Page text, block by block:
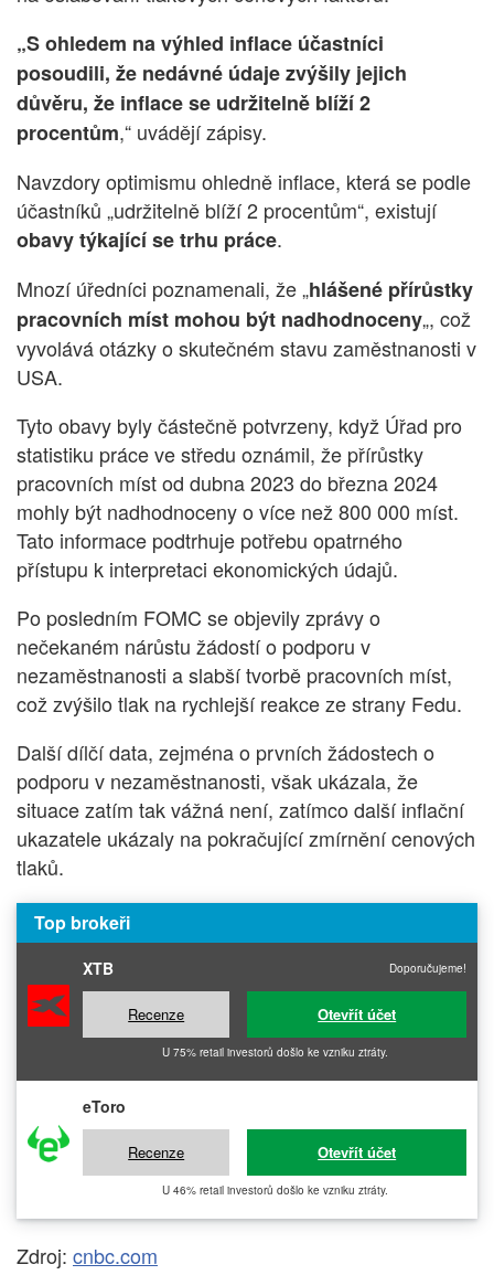
„S ohledem na výhled inflace účastníci
posoudili, že nedávné údaje zvýšily jejich
důvěru, že inflace se udržitelně blíží 2
procentům,“ uvádějí zápisy.
Navzdory optimismu ohledně inflace, která se podle
účastníků „udržitelně blíží 2 procentům“, existují
obavy týkající se trhu práce.
Mnozí úředníci poznamenali, že „hlášené přírůstky
pracovních míst mohou být nadhodnoceny„, což
vyvolává otázky o skutečném stavu zaměstnanosti v
USA.
Tyto obavy byly částečně potvrzeny, když Úřad pro
statistiku práce ve středu oznámil, že přírůstky
pracovních míst od dubna 2023 do března 2024
mohly být nadhodnoceny o více než 800 000 míst.
Tato informace podtrhuje potřebu opatrného
přístupu k interpretaci ekonomických údajů.
Po posledním FOMC se objevily zprávy o
nečekaném nárůstu žádostí o podporu v
nezaměstnanosti a slabší tvorbě pracovních míst,
což zvýšilo tlak na rychlejší reakce ze strany Fedu.
Další dílčí data, zejména o prvních žádostech o
podporu v nezaměstnanosti, však ukázala, že
situace zatím tak vážná není, zatímco další inflační
ukazatele ukázaly na pokračující zmírnění cenových
tlaků.
Top brokeři
XTB Doporučujeme!
Recenze Otevřít účet
U 75% retail investorů došlo ke vzniku ztráty.
eToro
Recenze Otevřít účet
U 46% retail investorů došlo ke vzniku ztráty.
Zdroj: cnbc.com